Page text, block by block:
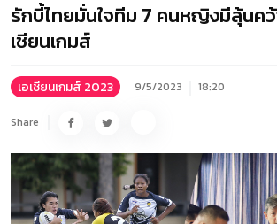
รักบี้ไทยมั่นใจทีม 7 คนหญิงมีลุ้นค
เชียนเกมส์
เอเชียนเกมส์ 2023 9/5/2023 18:20
Share